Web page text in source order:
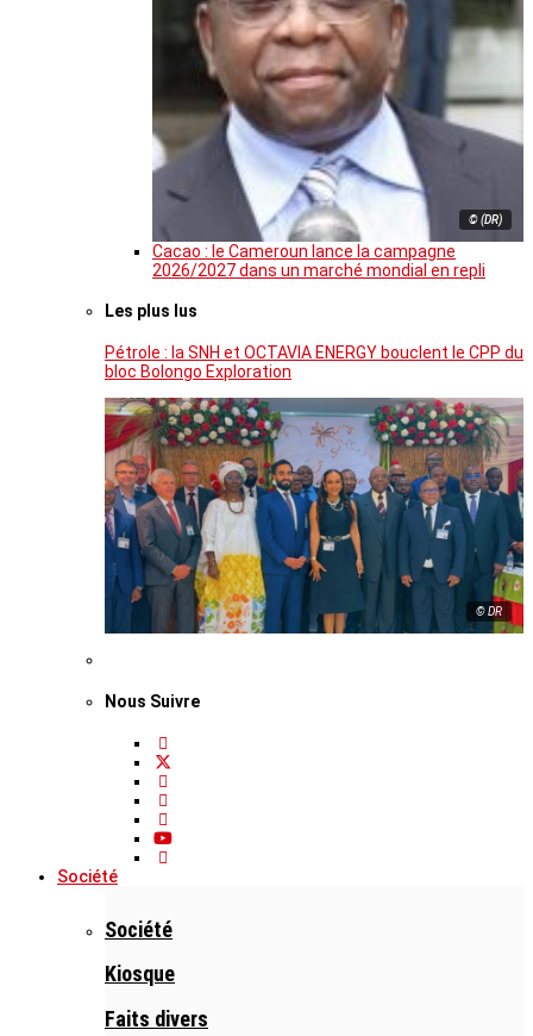
© (DR)
Cacao : le Cameroun lance la campagne
2026/2027 dans un marché mondial en repli
Les plus lus
Pétrole : la SNH et OCTAVIA ENERGY bouclent le CPP du
bloc Bolongo Exploration
© DR
Nous Suivre
Société
Société
Kiosque
Faits divers